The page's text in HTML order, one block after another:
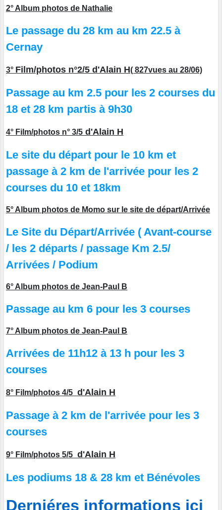
2° Album photos de Nathalie
Le passage du 28 km au km 22.5 à
Cernay
3° Film/photos n°2/5 d'Alain H( 827vues au 28/06)
Passage au km 2.5 pour les 2 courses du
18 et 28 km partis à 9h30
4° Film/photos n° 3/5 d'Alain H
Le site du départ pour le 10 km et
passage à 2 km de l'arrivée pour les 2
courses du 10 et 18km
5° Album photos de Momo sur le site de départ/Arrivée
Le Site du Départ/Arrivée ( Avant-course
/ les 2 départs / passage Km 2.5/
Arrivées / Podium
6° Album photos de Jean-Paul B
Passage au km 6 pour les 3 courses
7° Album photos de Jean-Paul B
Arrivées de 11h12 à 13 h pour les 3
courses
8° Film/photos 4/5 d'Alain H
Passage à 2 km de l'arrivée pour les 3
courses
9° Film/photos 5/5 d'Alain H
Les podiums 18 & 28 km et Bénévoles
Derniéres informations ici